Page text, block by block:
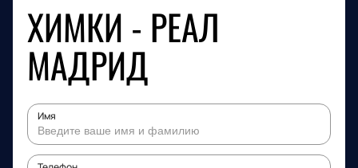
ХИМКИ - РЕАЛ
МАДРИД
Имя